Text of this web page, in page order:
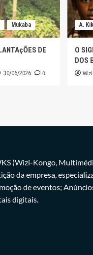
Mukaba
DE
30/06/2026 0
A.
O
DOS
(Wizi-Kongo,
da empresa,
de eventos;
digitais.